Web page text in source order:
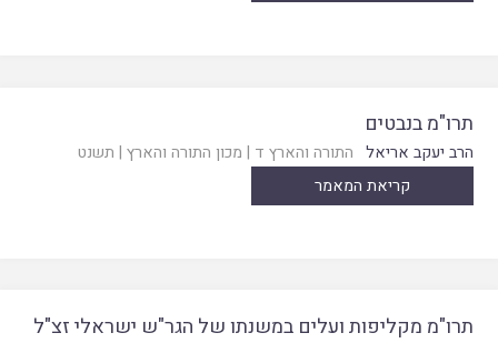
תרו"מ בנבטים
הרב יעקב אריאל התורה והארץ ד | מכון התורה והארץ | תשנט
קריאת המאמר
תרו"מ מקליפות ועלים במשנתו של הגר"ש ישראלי זצ"ל